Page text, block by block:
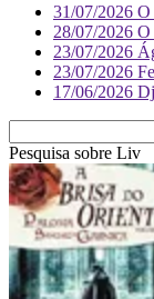
31/07/2026 O
28/07/2026 O
23/07/2026
23/07/2026
17/06/2026
Pesquisa sobre